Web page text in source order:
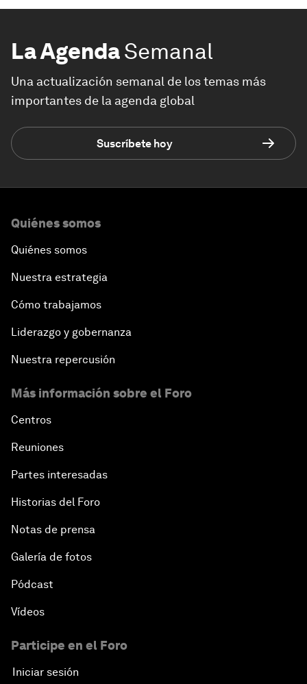
La AgendaSemanal
Una actualización semanal de los temas más
importantes de la agenda global
Suscríbete hoy
Quiénes somos
Quiénes somos
Nuestra estrategia
Cómo trabajamos
Liderazgo y gobernanza
Nuestra repercusión
Más información sobre el Foro
Centros
Reuniones
Partes interesadas
Historias del Foro
Notas de prensa
Galería de fotos
Pódcast
Vídeos
Participe en el Foro
Iniciar sesión